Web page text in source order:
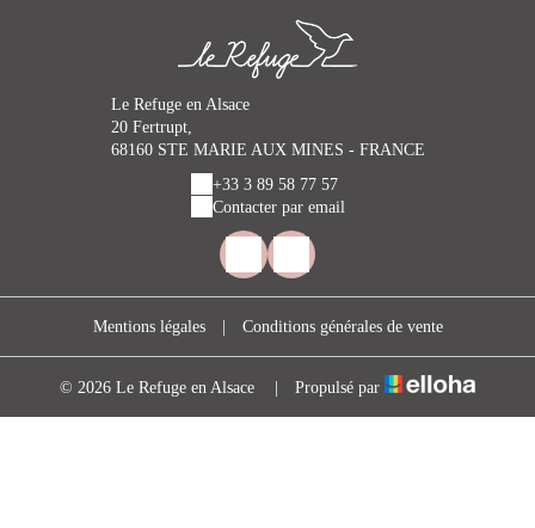
Le Refuge en Alsace
20 Fertrupt,
68160 STE MARIE AUX MINES - FRANCE
+33 3 89 58 77 57
Contacter par email
Mentions légales | Conditions générales de vente
© 2026 Le Refuge en Alsace | Propulsé par